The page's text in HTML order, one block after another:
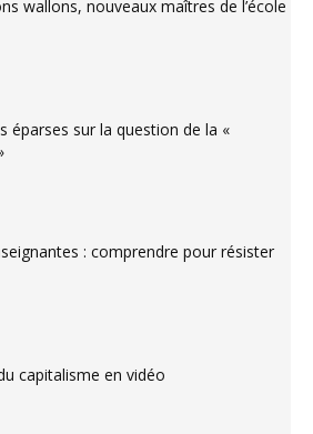
wallons, nouveaux maîtres de l’école
éparses sur la question de la «
: comprendre pour résister
capitalisme en vidéo